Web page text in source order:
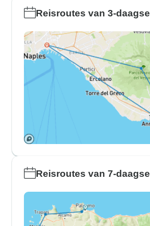
Reisroutes van 3-daagse
Reisroutes van 7-daagse